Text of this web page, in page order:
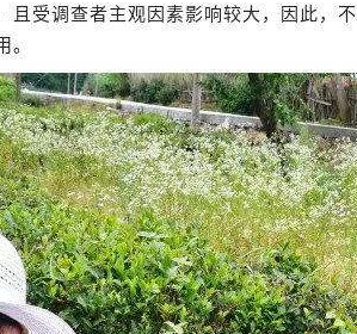
且受调查者主观因素影响较大，因此，不